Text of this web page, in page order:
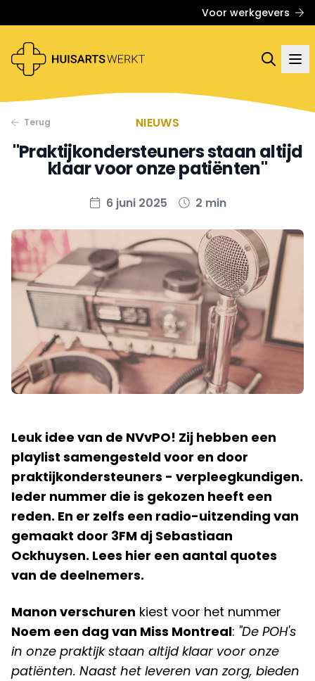
Voor werkgevers
Terug NIEUWS
"Praktijkondersteuners staan altijd
klaar voor onze patiënten"
6 juni 2025 2 min
Leuk idee van de NVvPO! Zij hebben een
playlist samengesteld voor en door
praktijkondersteuners - verpleegkundigen.
Ieder nummer die is gekozen heeft een
reden. En er zelfs een radio-uitzending van
gemaakt door 3FM dj Sebastiaan
Ockhuysen. Lees hier een aantal quotes
van de deelnemers.
Manon verschuren kiest voor het nummer
Noem een dag van Miss Montreal: "De POH's
in onze praktijk staan altijd klaar voor onze
patiënten. Naast het leveren van zorg, bieden